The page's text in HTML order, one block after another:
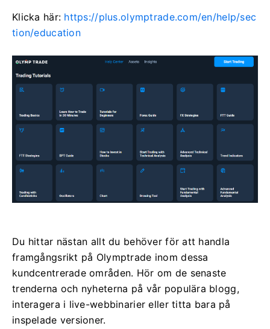
Klicka här: https://plus.olymptrade.com/en/help/sec
tion/education
Du hittar nästan allt du behöver för att handla
framgångsrikt på Olymptrade inom dessa
kundcentrerade områden. Hör om de senaste
trenderna och nyheterna på vår populära blogg,
interagera i live-webbinarier eller titta bara på
inspelade versioner.